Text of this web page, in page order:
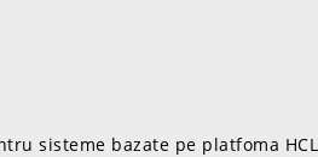
sisteme bazate pe platfoma